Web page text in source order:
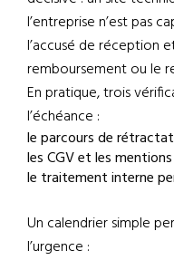
l’entreprise n’est pas
l’accusé de réception
remboursement ou le
En pratique, trois
l’échéance :
le parcours de
les CGV et les
le traitement interne
Un calendrier simple
l’urgence :